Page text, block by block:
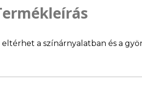
a színárnyalatban és a